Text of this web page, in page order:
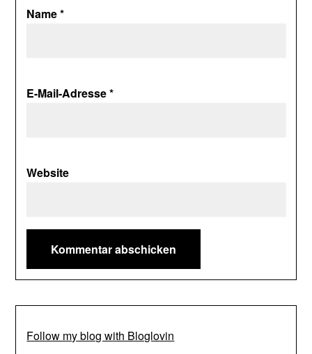
Name*
E-Mail-Adresse*
Website
Follow my blog with Bloglovin